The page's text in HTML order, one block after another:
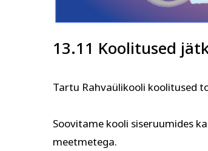
13.11 Koolitused
Tartu Rahvaülikooli koolitused
Soovitame kooli siseruumides
meetmetega.